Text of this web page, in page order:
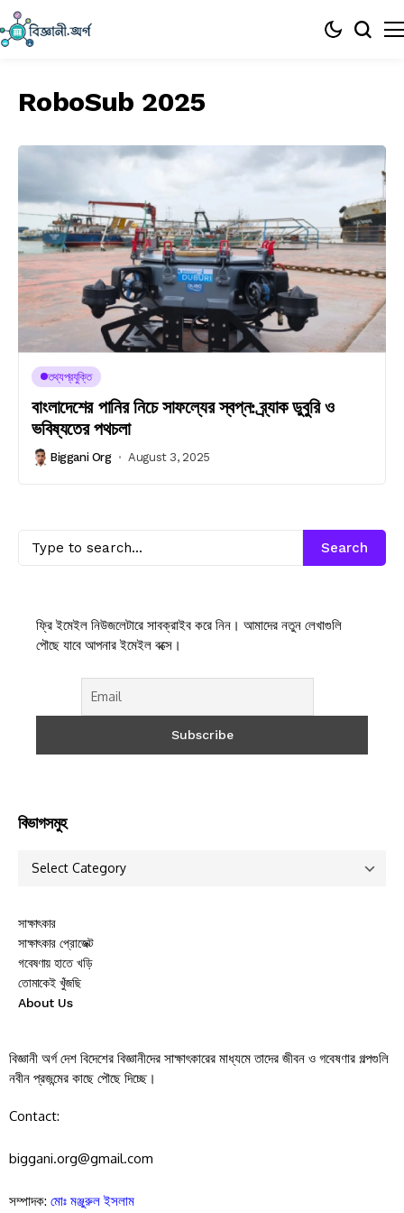
RoboSub 2025
তথ্যপ্রযুক্তি
বাংলাদেশের পানির নিচে সাফল্যের স্বপ্ন: ব্র্যাক ডুবুরি ও
ভবিষ্যতের পথচলা
Biggani Org August 3, 2025
Search
ফ্রি ইমেইল নিউজলেটারে সাবক্রাইব করে নিন। আমাদের নতুন লেখাগুলি
পৌছে যাবে আপনার ইমেইল বক্সে।
বিভাগসমুহ
সাক্ষাৎকার
সাক্ষাৎকার প্রোজেক্ট
গবেষণায় হাতে খড়ি
তোমাকেই খুঁজছি
About Us
বিজ্ঞানী অর্গ দেশ বিদেশের বিজ্ঞানীদের সাক্ষাৎকারের মাধ্যমে তাদের জীবন ও গবেষণার গল্পগুলি
নবীন প্রজন্মের কাছে পৌছে দিচ্ছে।
Contact:
biggani.org@gmail.com
সম্পাদক: মোঃ মঞ্জুরুল ইসলাম